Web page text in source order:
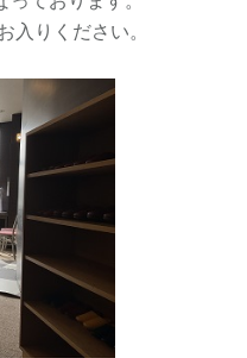
入りください。